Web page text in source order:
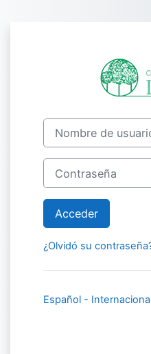
Nombre de usuario
Contraseña
Acceder
¿Olvidó su
Español -